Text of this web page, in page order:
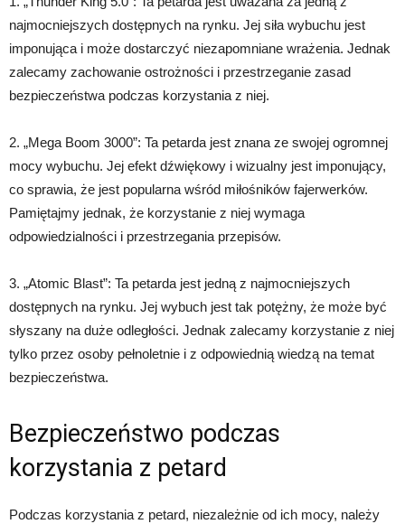
najmocniejszych dostępnych na rynku. Jej siła wybuchu jest
imponująca i może dostarczyć niezapomniane wrażenia. Jednak
zalecamy zachowanie ostrożności i przestrzeganie zasad
bezpieczeństwa podczas korzystania z niej.
2. „Mega Boom 3000”: Ta petarda jest znana ze swojej ogromnej
mocy wybuchu. Jej efekt dźwiękowy i wizualny jest imponujący,
co sprawia, że jest popularna wśród miłośników fajerwerków.
Pamiętajmy jednak, że korzystanie z niej wymaga
odpowiedzialności i przestrzegania przepisów.
3. „Atomic Blast”: Ta petarda jest jedną z najmocniejszych
dostępnych na rynku. Jej wybuch jest tak potężny, że może być
słyszany na duże odległości. Jednak zalecamy korzystanie z niej
tylko przez osoby pełnoletnie i z odpowiednią wiedzą na temat
bezpieczeństwa.
Bezpieczeństwo podczas
korzystania z petard
Podczas korzystania z petard, niezależnie od ich mocy, należy